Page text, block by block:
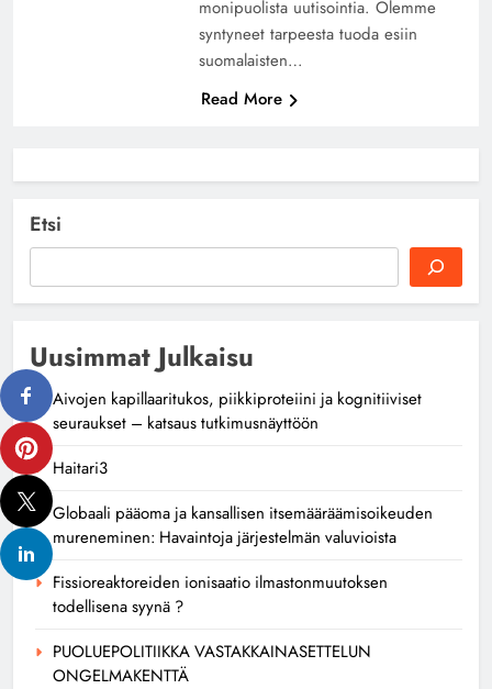
monipuolista uutisointia. Olemme
syntyneet tarpeesta tuoda esiin
suomalaisten…
Read More
Etsi
Uusimmat Julkaisu
Aivojen kapillaaritukos, piikkiproteiini ja kognitiiviset
seuraukset – katsaus tutkimusnäyttöön
Haitari3
Globaali pääoma ja kansallisen itsemääräämisoikeuden
mureneminen: Havaintoja järjestelmän valuvioista
Fissioreaktoreiden ionisaatio ilmastonmuutoksen
todellisena syynä ?
PUOLUEPOLITIIKKA VASTAKKAINASETTELUN
ONGELMAKENTTÄ